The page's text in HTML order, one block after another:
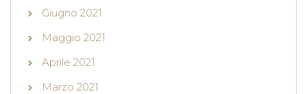
Giugno 2021
Maggio 2021
Aprile 2021
Marzo 2021